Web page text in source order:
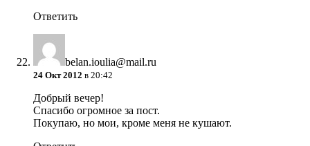
Ответить
belan.ioulia@mail.ru
24 Окт 2012 в 20:42
Добрый вечер!
Спасибо огромное за пост.
Покупаю, но мои, кроме меня не кушают.